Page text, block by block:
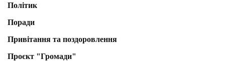
Політик
Поради
Привітання та поздоровлення
Проєкт "Громади"